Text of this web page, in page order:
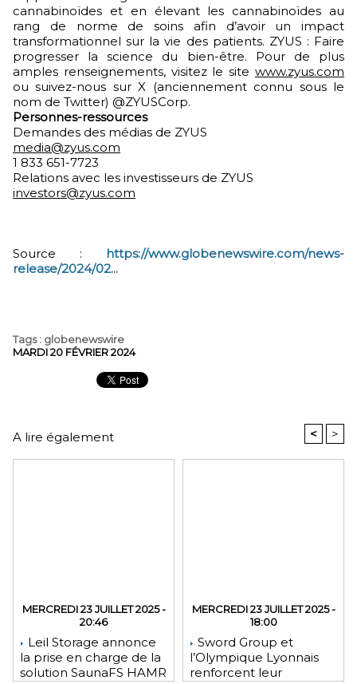
cannabinoïdes et en élevant les cannabinoïdes au
rang de norme de soins afin d’avoir un impact
transformationnel sur la vie des patients. ZYUS : Faire
progresser la science du bien-être. Pour de plus
amples renseignements, visitez le site www.zyus.com
ou suivez-nous sur X (anciennement connu sous le
nom de Twitter) @ZYUSCorp.
Personnes-ressources
Demandes des médias de ZYUS
media@zyus.com
1 833 651-7723
Relations avec les investisseurs de ZYUS
investors@zyus.com
Source : https://www.globenewswire.com/news-
release/2024/02...
Tags: globenewswire
MARDI 20 FÉVRIER 2024
A lire également < >
MERCREDI 23 JUILLET 2025 -
20:46
Leil Storage annonce
la prise en charge de la
solution SaunaFS HAMR
MERCREDI 23 JUILLET 2025 -
18:00
Sword Group et
l’Olympique Lyonnais
renforcent leur